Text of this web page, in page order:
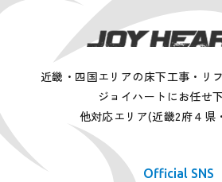
近畿・四国エリアの床下工事・リ
ジョイハートにお任せ下
他対応エリア(近畿2府４県
Official SNS